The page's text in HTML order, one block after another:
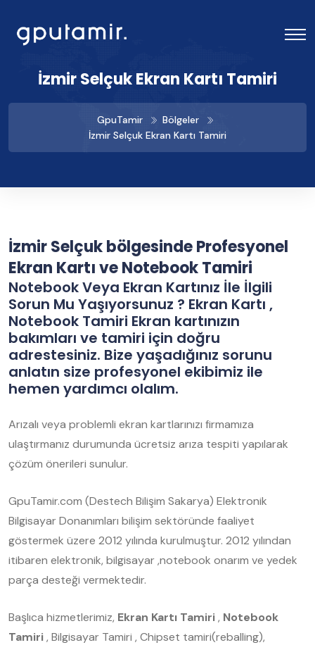
İzmir Selçuk Ekran Kartı Tamiri
GpuTamir
Bölgeler
İzmir Selçuk Ekran Kartı Tamiri
İzmir Selçuk bölgesinde Profesyonel
Ekran Kartı ve Notebook Tamiri
Notebook Veya Ekran Kartınız İle İlgili
Sorun Mu Yaşıyorsunuz ? Ekran Kartı ,
Notebook Tamiri Ekran kartınızın
bakımları ve tamiri için doğru
adrestesiniz. Bize yaşadığınız sorunu
anlatın size profesyonel ekibimiz ile
hemen yardımcı olalım.
Arızalı veya problemli ekran kartlarınızı firmamıza
ulaştırmanız durumunda ücretsiz arıza tespiti yapılarak
çözüm önerileri sunulur.
GpuTamir.com (Destech Bilişim Sakarya) Elektronik
Bilgisayar Donanımları bilişim sektöründe faaliyet
göstermek üzere 2012 yılında kurulmuştur. 2012 yılından
itibaren elektronik, bilgisayar ,notebook onarım ve yedek
parça desteği vermektedir.
Başlıca hizmetlerimiz, Ekran Kartı Tamiri, Notebook
Tamiri, Bilgisayar Tamiri , Chipset tamiri(reballing),